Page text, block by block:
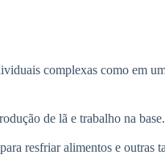
complexas como em
de lã e trabalho na
resfriar alimentos e outras